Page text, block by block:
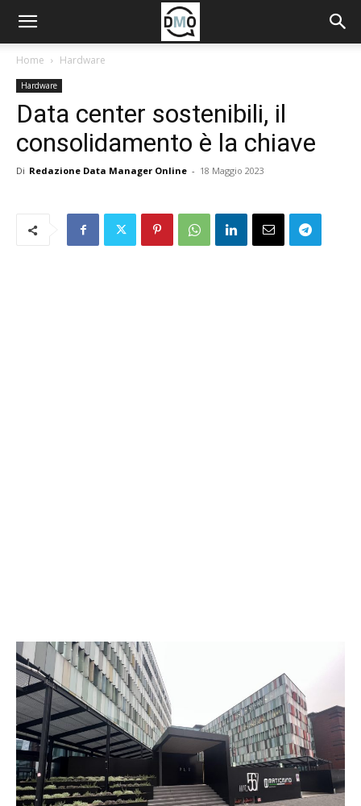
Home Hardware
Hardware
Data center sostenibili, il
consolidamento è la chiave
Di Redazione Data Manager Online - 18 Maggio 2023